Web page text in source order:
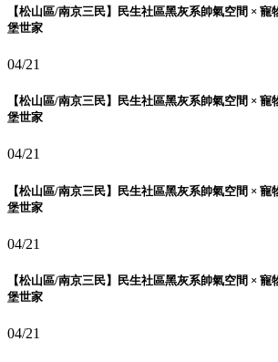
【松山區/南京三民】民生社區黑灰系帥氣空間 ×
堡世家
04/21
【松山區/南京三民】民生社區黑灰系帥氣空間 ×
堡世家
04/21
【松山區/南京三民】民生社區黑灰系帥氣空間 ×
堡世家
04/21
【松山區/南京三民】民生社區黑灰系帥氣空間 ×
堡世家
04/21